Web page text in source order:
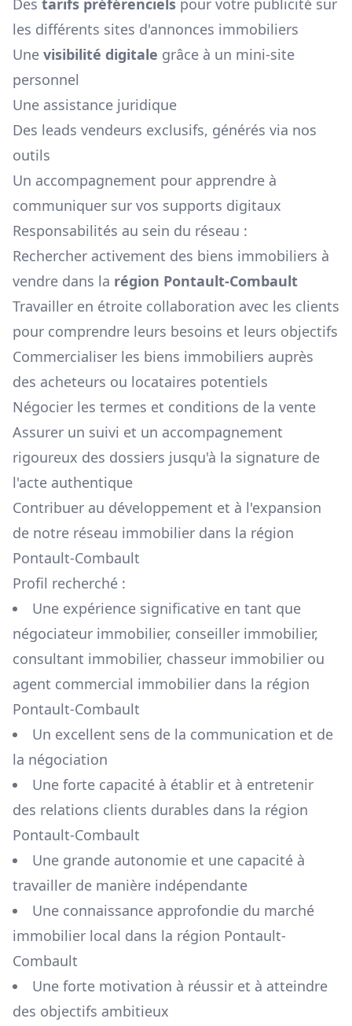
Des tarifs préférenciels pour votre publicité sur
les différents sites d'annonces immobiliers
Une visibilité digitale grâce à un mini-site
personnel
Une assistance juridique
Des leads vendeurs exclusifs, générés via nos
outils
Un accompagnement pour apprendre à
communiquer sur vos supports digitaux
Responsabilités au sein du réseau :
Rechercher activement des biens immobiliers à
vendre dans la région Pontault-Combault
Travailler en étroite collaboration avec les clients
pour comprendre leurs besoins et leurs objectifs
Commercialiser les biens immobiliers auprès
des acheteurs ou locataires potentiels
Négocier les termes et conditions de la vente
Assurer un suivi et un accompagnement
rigoureux des dossiers jusqu'à la signature de
l'acte authentique
Contribuer au développement et à l'expansion
de notre réseau immobilier dans la région
Pontault-Combault
Profil recherché :
Une expérience significative en tant que
négociateur immobilier, conseiller immobilier,
consultant immobilier, chasseur immobilier ou
agent commercial immobilier dans la région
Pontault-Combault
Un excellent sens de la communication et de
la négociation
Une forte capacité à établir et à entretenir
des relations clients durables dans la région
Pontault-Combault
Une grande autonomie et une capacité à
travailler de manière indépendante
Une connaissance approfondie du marché
immobilier local dans la région Pontault-
Combault
Une forte motivation à réussir et à atteindre
des objectifs ambitieux